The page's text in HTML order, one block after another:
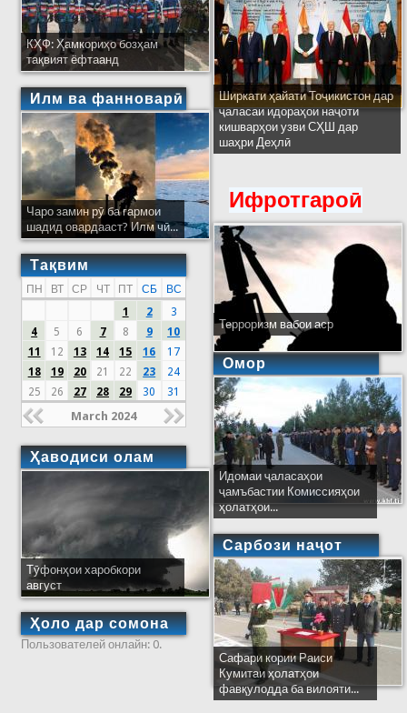
КҲФ: Ҳамкориҳо бозҳам
тақвият ёфтаанд
Илм ва фанноварӣ
Чаро замин рӯ ба гармои
шадид овардааст? Илм чӣ...
Тақвим
ПН ВТ СР ЧТ ПТ СБ
ВС
1
2
3
4
5 6 7 8 9
10
11
12 13 14 15 16
17
18
19 20 21 22 23
24
25
26 27 28 29 30 31
March 2024
Ҳаводиси олам
Тӯфонҳои харобкори
август
Ҳоло дар сомона
Пользователей онлайн: 0.
Ширкати ҳайати Тоҷикистон дар
ҷаласаи идораҳои наҷоти
кишварҳои узви СҲШ дар
шаҳри Деҳлӣ
Ифротгароӣ
Терроризм вабои аср
Омор
Идомаи ҷаласаҳои
ҷамъбастии Комиссияҳои
ҳолатҳои...
Сарбози наҷот
Сафари кории Раиси
Кумитаи ҳолатҳои
фавқулодда ба вилояти...